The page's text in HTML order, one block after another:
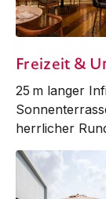
Bar
Freizeit &
25 m langer
herrlicher